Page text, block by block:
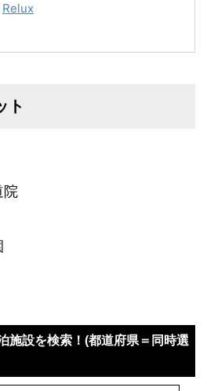
Relux
ト
院
施設を検索！(都道府県＝同時選